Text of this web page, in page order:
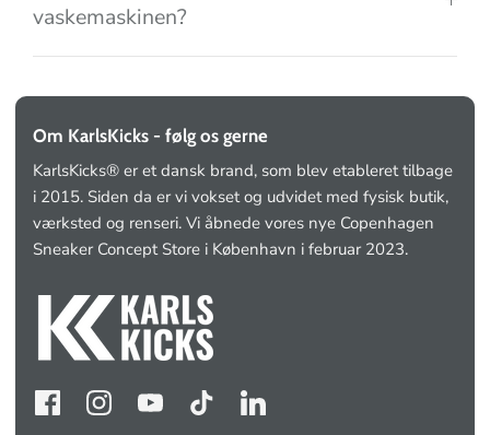
vaskemaskinen?
Om KarlsKicks - følg os gerne
KarlsKicks® er et dansk brand, som blev etableret tilbage
i 2015. Siden da er vi vokset og udvidet med fysisk butik,
værksted og renseri. Vi åbnede vores nye Copenhagen
Sneaker Concept Store i København i februar 2023.